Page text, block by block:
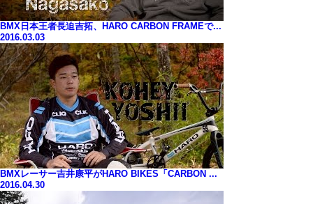
BMX日本王者長迫吉拓、HARO CARBON FRAMEで...
2016.03.03
BMXレーサー吉井康平がHARO BIKES「CARBON ...
2016.04.30